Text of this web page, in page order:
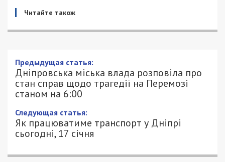
Читайте також
Предыдущая статья:
Дніпровська міська влада розповіла про
стан справ щодо трагедії на Перемозі
станом на 6:00
Следующая статья:
Як працюватиме транспорт у Дніпрі
сьогодні, 17 січня